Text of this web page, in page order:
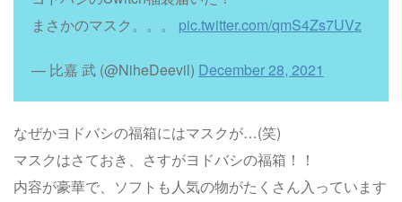
まさかのマスク。。。 pic.twitter.com/qmS4Zs7UVz
— 比嘉 武 (@NiheDeevil) December 28, 2021
なぜかヨドバシの福箱にはマスクが…(笑)
マスクはさておき、さすがヨドバシの福箱！！
内容が豪華で、ソフトも人気の物がたくさん入っています